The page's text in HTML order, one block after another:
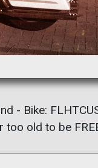
- Bike:
old to be FREE.